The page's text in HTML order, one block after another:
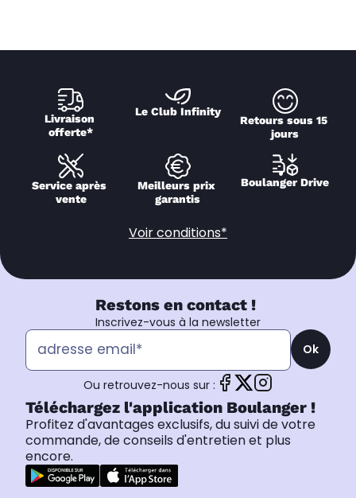
Livraison
offerte*
Le Club Infinity
Retours sous 15
jours
Service après
vente
Meilleurs prix
garantis
Boulanger Drive
Voir conditions*
Restons en contact !
Inscrivez-vous à la newsletter
Ok
Ou retrouvez-nous sur :
Téléchargez l'application Boulanger !
Profitez d'avantages exclusifs, du suivi de votre
commande, de conseils d'entretien et plus
encore.